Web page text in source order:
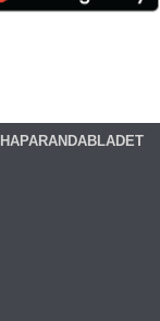
HAPARANDABLADET